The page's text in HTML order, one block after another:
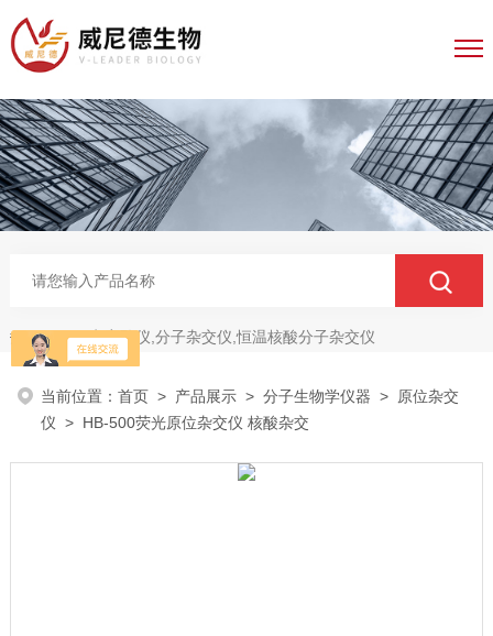
热门关键词：电穿孔仪,分子杂交仪,恒温核酸分子杂交仪
当前位置：首页 > 产品展示 >分子生物学仪器 > 原位杂交
仪 > HB-500荧光原位杂交仪 核酸杂交